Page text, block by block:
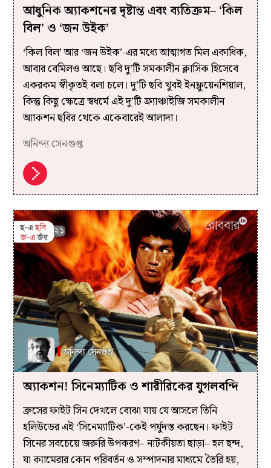
আধুনিক অ্যাকশনের দৃষ্টান্ত এবং ব্যতিক্রম– ‘কিল
বিল’ ও ‘জন উইক’
‘কিল বিল’ আর ‘জন উইক’-এর মধ্যে আত্মাগত মিল একাধিক,
আবার বেমিলও আছে। ছবি দু’টি সমকালীন ক্লাসিক হিসেবে
একরকম স্বীকৃতই বলা চলে। দু’টি ছবি খুবই ইনফ্লুয়েনশিয়াল,
কিন্তু কিছু ক্ষেত্রে স্বধর্মে এই দু’টি ফ্র্যাঞ্চাইজি সমকালীন
অ্যাকশন ছবির থেকে একেবারেই আলাদা।
অনিন্দ্য সেনগুপ্ত
অ্যাকশন! সিনেম্যাটিক ও শারীরিকের যুগলবন্দি
ব্রুসের ফাইট সিন দেখলে বোঝা যায় যে আসলে তিনি
হলিউডের এই ‘সিনেম্যাটিক’-কেই পর্যুদস্ত করছেন। ফাইট
সিনের সবচেয়ে জরুরি উপকরণ– নাটকীয়তা ছাড়া– হল ছন্দ,
যা ক্যামেরার কোন পরিবর্তন ও সম্পাদনার মাধ্যমে তৈরি হয়,